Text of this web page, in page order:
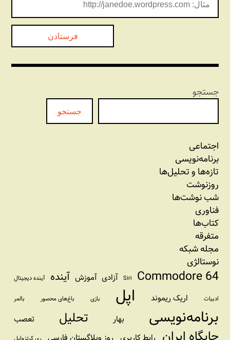
جستجو
جستجو
اجتماعی
برنامه‏‌نویسی
تازه‌‌ها و تحلیل‌ها
روزنوشت
شب نوشت‌ها
فناوری
کتاب‌ها
متفرقه
مجله شبکه
نوستالژی
Commodore 64
Siri آزادی آموزش آینده آینده دیجیتال
ادبیات اریک ریموند اپل بازی باغ‌های محصور بالمر
برنامه‌نویسی بهار تحلیل تعصب